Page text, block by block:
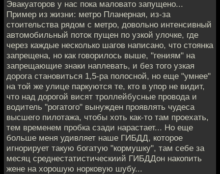
Эвакуаторов у нас пока маловато запущено...
Пример из жизни: метро Планерная, из-за
стоительства рядом с метро, довольно интенсивный
автомобильный поток пущен по узкой улочке, где
через каждые несколько шагов написано, что стоянка
запрещена, но как говорилось выше, "гениям" на
запрещающие знаки наплевать, и без того узкая
дорога становиться 1,5-ра полосной, но еще "умнее"
на той же улице паркуются те, кто в упор не видит,
что над дорогой висят троллейбусные провода и
водитель "рогатого" вынужден проявлять чудеса
высшего пилотажа, чтобы хоть как-то там проехать,
тем временем пробка сзади нарастает... Но еще
больше меня удивляет наше ГИБДД, которое
игнорирует такую богатую "кормушку", там себе за
месяц среднестатистическиий ГИБДДон накопить
жене на хорошую норковую шубу...